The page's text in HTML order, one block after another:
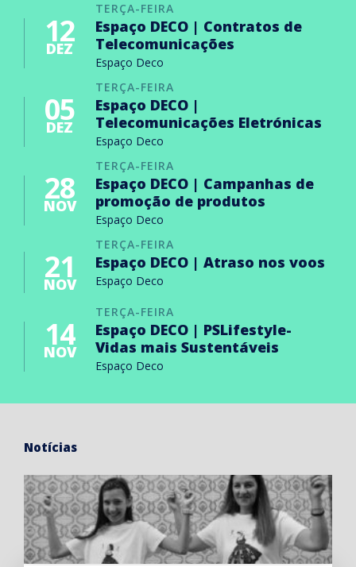
TERÇA-FEIRA
12
DEZ
Espaço DECO | Contratos de
Telecomunicações
Espaço Deco
TERÇA-FEIRA
05
DEZ
Espaço DECO |
Telecomunicações Eletrónicas
Espaço Deco
TERÇA-FEIRA
28
NOV
Espaço DECO | Campanhas de
promoção de produtos
Espaço Deco
TERÇA-FEIRA
21
NOV
Espaço DECO | Atraso nos voos
Espaço Deco
TERÇA-FEIRA
14
NOV
Espaço DECO | PSLifestyle-
Vidas mais Sustentáveis
Espaço Deco
Notícias